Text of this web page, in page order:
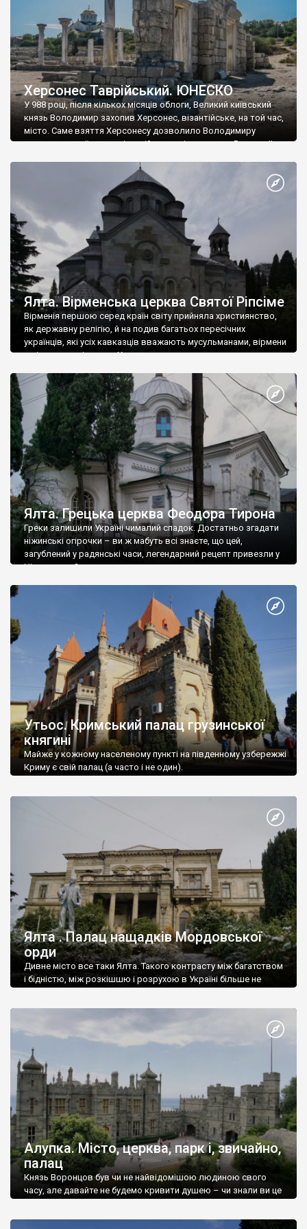
Херсонес Таврійський. ЮНЕСКО
У 988 році, після кількох місяців облоги, Великий київський
князь Володимир захопив Херсонес, візантійське, на той час,
місто. Саме взяття Херсонесу дозволило Володимиру
диктувати свої умови візантійському імператору Василю ІІ, та
Херсонесі Володимир-язичник, став Василем-християнином.
А потім було Хрещення Русі. На честь Херсонесу Таврійського
Ялта. Вірменська церква Святої Ріпсіме
Вірменія першою серед країн світу прийняла християнство,
як державну релігію, й на подив багатьох пересічних
українців, які усіх кавказців вважають мусульманами, вірмени
є відданими вірянами Христа
Ялта. Грецька церква Феодора Тирона
Греки залишили Україні чималий спадок. Достатньо згадати
ніжинські огірочки – ви ж мабуть всі знаєте, що цей,
загублений у радянські часи, легендарний рецепт привезли у
Ніжин греки?
Утьос. Кримський палац грузинської
княгині
Майже у кожному населеному пункті на південному узбережжі
Криму є свій палац (а часто і не один).
Ялта . Палац нащадків Мордовської
орди
Дивне місто все таки Ялта. Такого контрасту між багатством
і бідністю, між розкішшю і розрухою в Україні більше не
Алупка. Місто, церква, парк і, звичайно,
палац
Князь Воронцов був чи не найвідомішою людиною свого
часу, але давайте не будемо кривити душею – чи знали ви це